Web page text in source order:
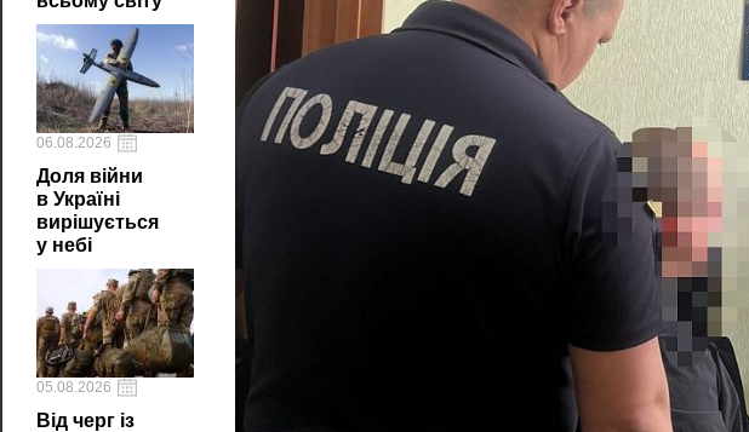
06.08.2026
Доля війни
в Україні
вирішується
у небі
05.08.2026
Від черг із